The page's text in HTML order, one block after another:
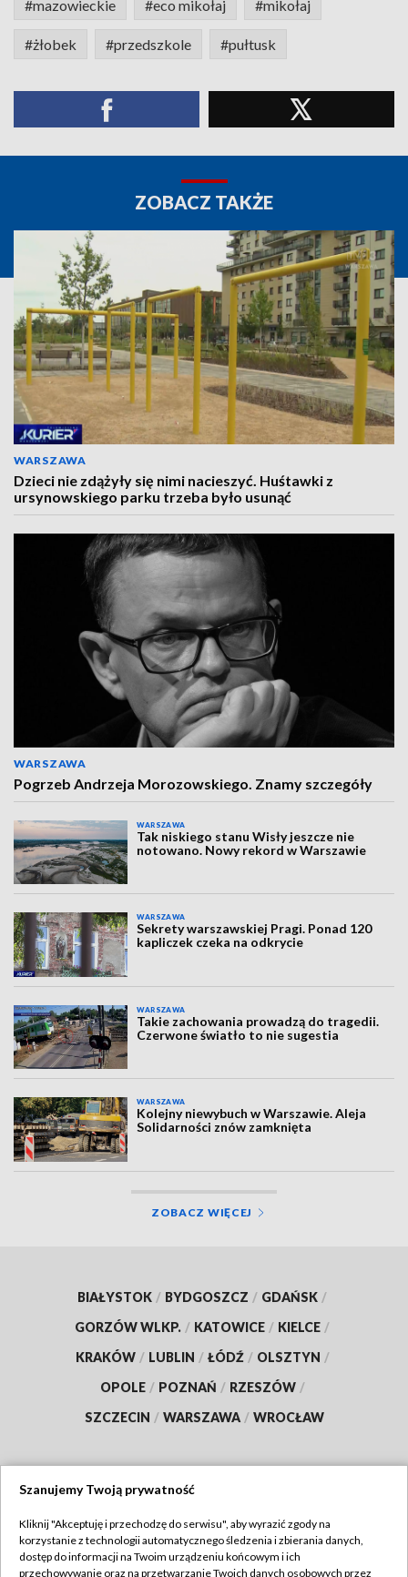
#mazowieckie #eco mikołaj #mikołaj
#żłobek #przedszkole #pułtusk
ZOBACZ TAKŻE
WARSZAWA
Dzieci nie zdążyły się nimi nacieszyć. Huśtawki z
ursynowskiego parku trzeba było usunąć
WARSZAWA
Pogrzeb Andrzeja Morozowskiego. Znamy szczegóły
WARSZAWA
Tak niskiego stanu Wisły jeszcze nie
notowano. Nowy rekord w Warszawie
WARSZAWA
Sekrety warszawskiej Pragi. Ponad 120
kapliczek czeka na odkrycie
WARSZAWA
Takie zachowania prowadzą do tragedii.
Czerwone światło to nie sugestia
WARSZAWA
Kolejny niewybuch w Warszawie. Aleja
Solidarności znów zamknięta
ZOBACZ WIĘCEJ
BIAŁYSTOK / BYDGOSZCZ / GDAŃSK /
GORZÓW WLKP. / KATOWICE / KIELCE /
KRAKÓW / LUBLIN / ŁÓDŹ / OLSZTYN /
OPOLE / POZNAŃ / RZESZÓW /
SZCZECIN / WARSZAWA / WROCŁAW
TVP
Szanujemy Twoją prywatność
Kliknij "Akceptuję i przechodzę do serwisu", aby wyrazić zgody na
korzystanie z technologii automatycznego śledzenia i zbierania danych,
dostęp do informacji na Twoim urządzeniu końcowym i ich
przechowywanie oraz na przetwarzanie Twoich danych osobowych przez